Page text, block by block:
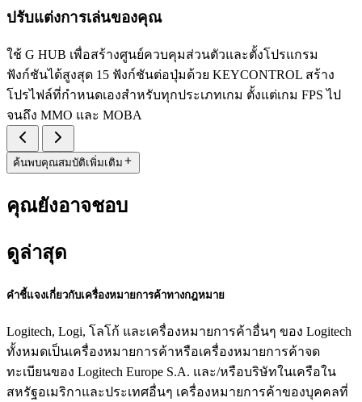
ปรับแต่งการเล่นของคุณ
ใช้ G HUB เพื่อสร้างศูนย์ควบคุมส่วนตัวและตั้งโปรแกรม
ฟังก์ชันได้สูงสุด 15 ฟังก์ชันต่อปุ่มด้วย KEYCONTROL สร้าง
โปรไฟล์ที่กำหนดเองสำหรับทุกประเภทเกม ตั้งแต่เกม FPS ไป
จนถึง MMO และ MOBA
ค้นพบคุณสมบัติเพิ่มเติม
คุณยังอาจชอบ
ดูล่าสุด
คำชี้แจงเกี่ยวกับเครื่องหมายการค้าทางกฎหมาย
Logitech, Logi, โลโก้ และเครื่องหมายการค้าอื่นๆ ของ Logitech
ทั้งหมดเป็นเครื่องหมายการค้าหรือเครื่องหมายการค้าจด
ทะเบียนของ Logitech Europe S.A. และ/หรือบริษัทในเครือใน
สหรัฐอเมริกาและประเทศอื่นๆ เครื่องหมายการค้าของบุคคลที่